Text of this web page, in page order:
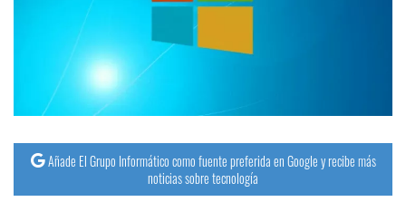
Operadores
Trucos
Tutoriales
Añade El Grupo Informático como fuente preferida en Google y recibe más
noticias sobre tecnología